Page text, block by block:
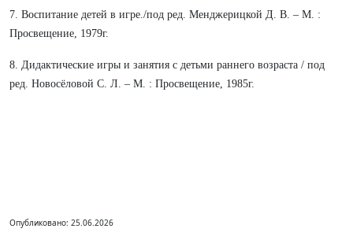
7. Воспитание детей в игре./под ред. Менджерицкой Д. В. – М. :
Просвещение, 1979г.
8. Дидактические игры и занятия с детьми раннего возраста / под
ред. Новосёловой С. Л. – М. : Просвещение, 1985г.
Опубликовано: 25.06.2026